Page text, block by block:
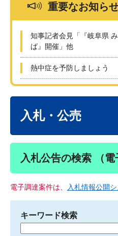
重要なお知ら
知事記者会見「『岐阜県
ば』開催」他
熱中症を予防しましょう
入札・公売
入札公告の検索 （電
電子調達案件は、 入札情報公開
キーワード検索